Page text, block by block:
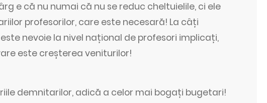
e că nu numai că nu se reduc cheltuielile, ci ele
profesorilor, care este necesară! La câți
nevoie la nivel național de profesori implicați,
este creșterea veniturilor!
demnitarilor, adică a celor mai bogați bugetari!